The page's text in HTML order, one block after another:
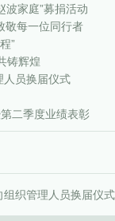
波家庭”募捐活动
敬每一位同行者
”
铸辉煌
人员换届仪式
二季度业绩表彰
织管理人员换届仪式